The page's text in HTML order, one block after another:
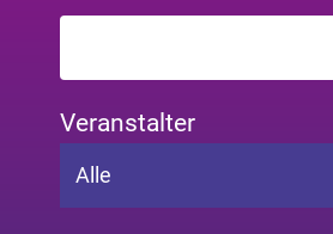
Veranstalter
Alle